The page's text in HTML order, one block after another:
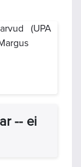
(UPA
-- ei